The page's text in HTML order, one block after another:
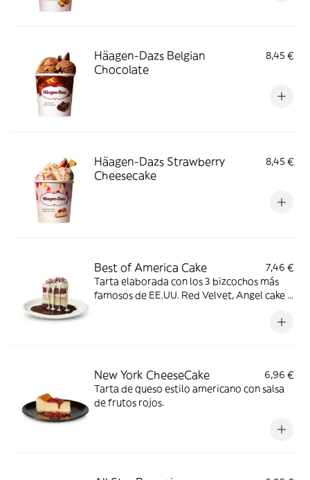
Häagen-Dazs Belgian
Chocolate
8,45 €
Häagen-Dazs Strawberry
Cheesecake
8,45 €
Best of America Cake
7,46 €
Tarta elaborada con los 3 bizcochos más
famosos de EE.UU. Red Velvet, Angel cake y
New York CheeseCake
6,96 €
Tarta de queso estilo americano con salsa
de frutos rojos.